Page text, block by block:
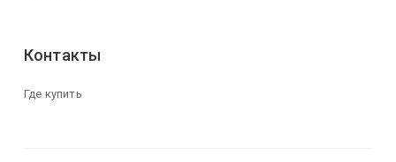
Контакты
Где купить